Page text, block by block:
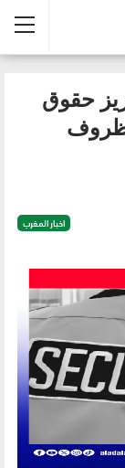
حقوق
ظروف
اخبار المغرب